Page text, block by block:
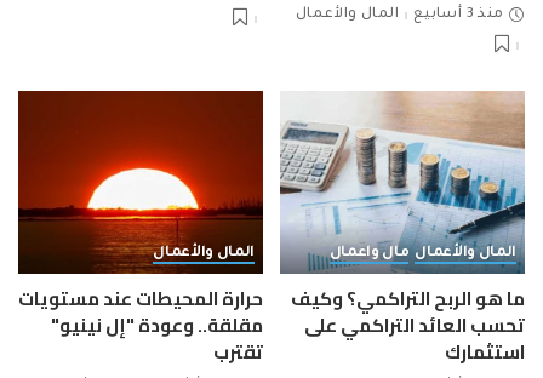
منذ 3 أسابيع المال والأعمال
المال والأعمال مال واعمال
ما هو الربح التراكمي؟ وكيف
تحسب العائد التراكمي على
استثمارك
المال والأعمال
حرارة المحيطات عند مستويات
مقلقة.. وعودة "إل نينيو"
تقترب